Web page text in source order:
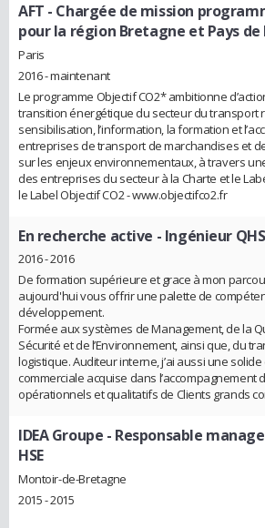
AFT - Chargée de mission
pour la région Bretagne et Pays de
Paris
2016 - maintenant
Le programme Objectif CO2* ambitionne
transition énergétique du secteur du transport
sensibilisation, l’information, la formation et
entreprises de transport de marchandises et
sur les enjeux environnementaux, à travers
des entreprises du secteur à la Charte et le
le Label Objectif CO2 - www.objectifco2.fr
En recherche active - Ingénieur
2016 - 2016
De formation supérieure et grace à mon
aujourd'hui vous offrir une palette de
développement.
Formée aux systèmes de Management, de la
Sécurité et de l’Environnement, ainsi que, du
logistique. Auditeur interne, j’ai aussi une
commerciale acquise dans l’accompagnement
opérationnels et qualitatifs de Clients grands
IDEA Groupe - Responsable
HSE
Montoir-de-Bretagne
2015 - 2015